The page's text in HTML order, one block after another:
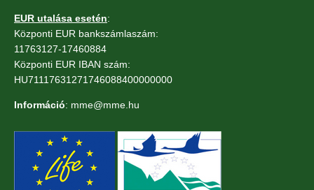
EUR utalása esetén:
Központi EUR bankszámlaszám:
11763127-17460884
Központi EUR IBAN szám:
HU71117631271746088400000000
Információ: mme@mme.hu